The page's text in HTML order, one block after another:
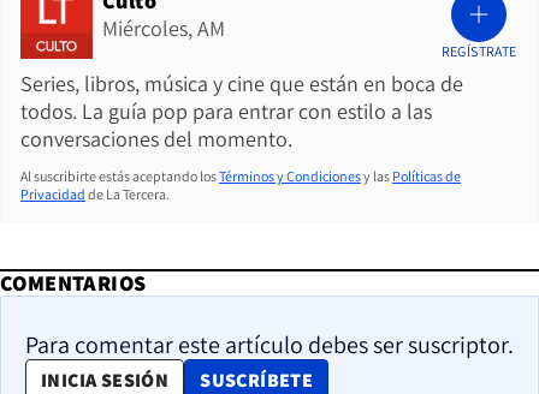
Miércoles, AM
Series, libros, música y cine que están en boca de
todos. La guía pop para entrar con estilo a las
conversaciones del momento.
REGÍSTRATE
Al suscribirte estás aceptando losTérminos y Condicionesy las Políticas de
Privacidad de La Tercera.
COMENTARIOS
Para comentar este artículo debes ser suscriptor.
INICIA SESIÓN SUSCRÍBETE
OPENS IN NEW WINDOW